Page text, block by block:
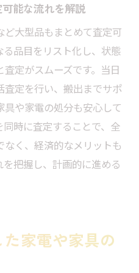
能な流れを解説
大型品もまとめて査定可
品目をリスト化し、状態
定がスムーズです。当日
査定を行い、搬出までサポ
や家電の処分も安心して
時に査定することで、全
く、経済的なメリットも
把握し、計画的に進める
家電や家具の